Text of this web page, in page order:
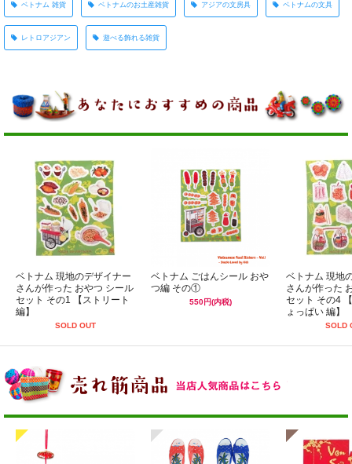
ベトナム 雑貨 ベトナムのお土産雑貨 アジアの文房具 ベトナムの文具
レトロアジアン 遊べる飾れる雑貨
ベトナム 現地のデザイナー
さんが作った おやつ シール
セット その1 【ストリート
編】
SOLD OUT
ベトナム ごはんシール おや
つ編 その①
550円(内税)
ベトナム 現地
さんが作った
セット その4
ょっぱい 編】
SOLD